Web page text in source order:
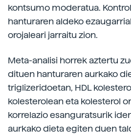
kontsumo moderatua.
hanturaren aldeko
orojaleari jarraitu zion.
Meta-analisi horrek aztertu
dituen hanturaren aurkako
triglizeridoetan, HDL
kolesterolean eta kolesterol
korrelazio esanguratsurik
aurkako dieta egiten duen